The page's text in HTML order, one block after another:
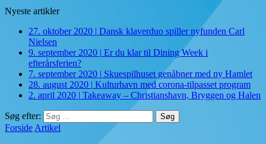
Nyeste artikler
27. oktober 2020 | Dansk klaverduo spiller nyfunden Carl
Nielsen
9. september 2020 | Er du klar til Dining Week i
efterårsferien?
7. september 2020 | Skuespilhuset genåbner med ny Hamlet
28. august 2020 | Kulturhavn med corona-tilpasset program
2. april 2020 | Takeaway – Christianshavn, Bryggen og Halen
Søg efter:
Forside Artikel